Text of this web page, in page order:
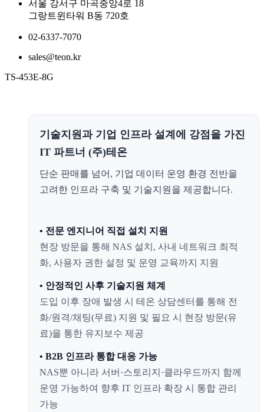
서울 강서구 마곡중앙4로 18
그랑트윈타워 B동 720호
02-6337-7070
sales@teon.kr
TS-453E-8G
기술지원과 기업 인프라 설계에 강점을 가진
IT 파트너 (주)테온
단순 판매를 넘어, 기업 데이터 운영 환경 전반을
고려한 인프라 구축 및 기술지원을 제공합니다.
• 전문 엔지니어 직접 설치 지원
현장 방문을 통해 NAS 설치, 사내 네트워크 최적
화, 사용자 권한 설정 및 운영 교육까지 지원
• 안정적인 사후 기술지원 체계
도입 이후 장애 발생 시 테온 상담센터를 통해 전
화/원격/채팅(무료) 지원 및 필요 시 현장 방문(유
료)을 통한 유지보수 제공
• B2B 인프라 통합 대응 가능
NAS뿐 아니라 서버·스토리지·클라우드까지 함께
운영 가능하여 향후 IT 인프라 확장 시 통합 관리
가능